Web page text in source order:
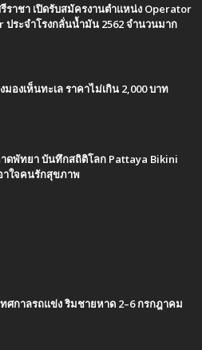
ราชา เปิดรับสมัครงานตำแหน่ง Operator
ประจำโรงกลั่นน้ำมัน 2562 จำนวนมาก
องเห็นทะเล ราคาไม่เกิน 2,000 บาท
ดพัทยา บันทึกสถิติโลก Pattaya Bikini
าใจคนรักสุขภาพ
ทศกาลรถแข่ง ริมชายหาด 2–6 กรกฎาคม